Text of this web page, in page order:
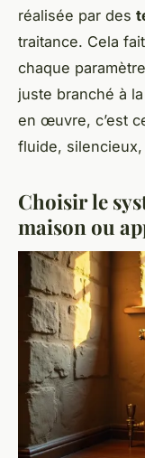
réalisée par des
traitance. Cela
chaque
juste branché à
en œuvre, c’est
fluide,
Choisir le
maison ou